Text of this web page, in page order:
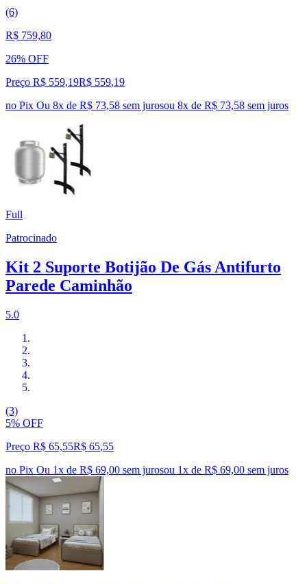
(6)
R$ 759,80
26% OFF
Preço R$ 559,19R$ 559,19
no Pix Ou 8x de R$ 73,58 sem jurosou 8x de R$ 73,58 sem juros
Full
Patrocinado
Kit 2 Suporte Botijão De Gás Antifurto
Parede Caminhão
5.0
(3)
5% OFF
Preço R$ 65,55R$ 65,55
no Pix Ou 1x de R$ 69,00 sem jurosou 1x de R$ 69,00 sem juros